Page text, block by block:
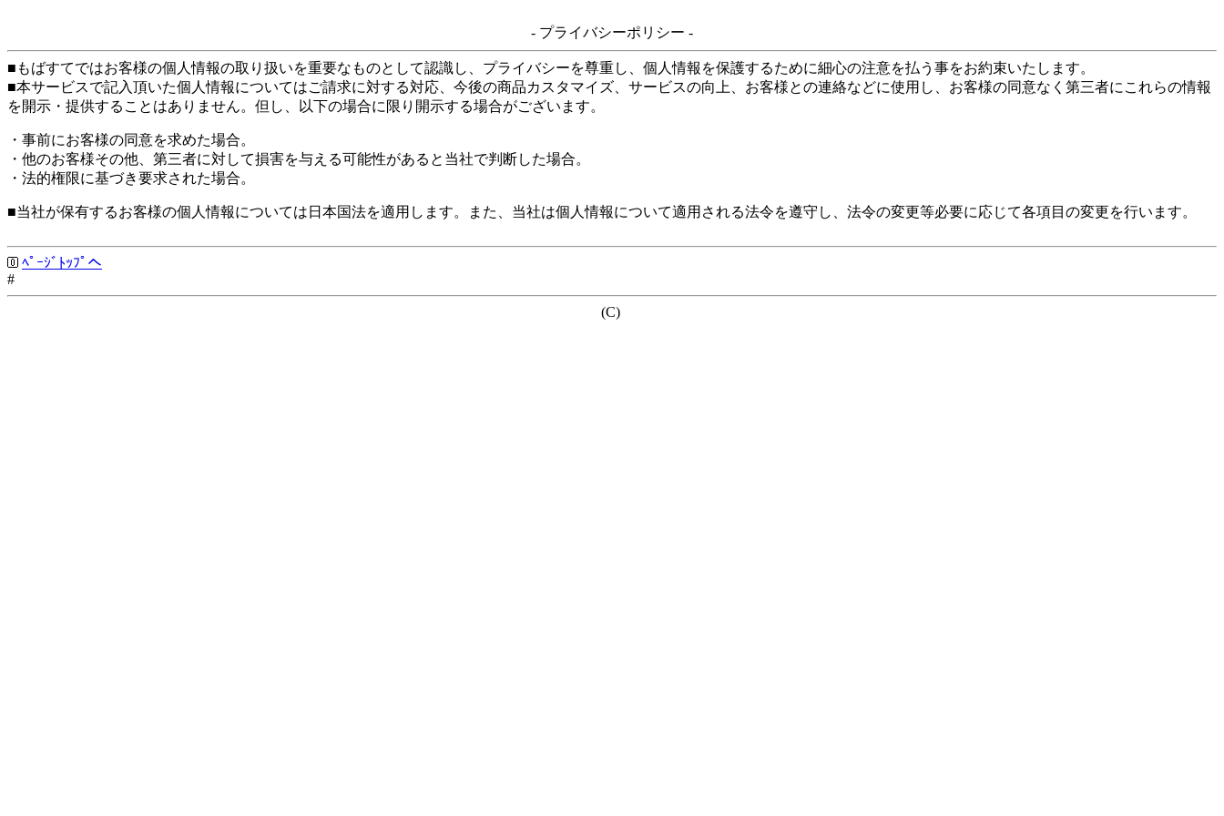
- プライバシーポリシー -
■もばすてではお客様の個人情報の取り扱いを重要なものとして認識し、プライバシーを尊重し、個人情報を保護するために細心の注意を払う事をお約束いたします。
■本サービスで記入頂いた個人情報についてはご請求に対する対応、今後の商品カスタマイズ、サービスの向上、お客様との連絡などに使用し、お客様の同意なく第三者にこれらの情報
を開示・提供することはありません。但し、以下の場合に限り開示する場合がございます。
・事前にお客様の同意を求めた場合。
・他のお客様その他、第三者に対して損害を与える可能性があると当社で判断した場合。
・法的権限に基づき要求された場合。
■当社が保有するお客様の個人情報については日本国法を適用します。また、当社は個人情報について適用される法令を遵守し、法令の変更等必要に応じて各項目の変更を行います。
ﾍﾟｰｼﾞﾄｯﾌﾟへ
#
(C)